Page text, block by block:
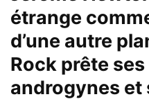
étrange
d’une autre
Rock prête
androgynes et